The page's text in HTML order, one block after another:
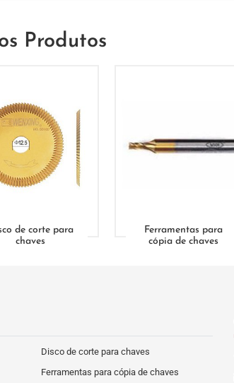
Produtos
de corte para
chaves
Ferramentas para
cópia de chaves
Disco de corte para chaves
Ferramentas para cópia de chaves